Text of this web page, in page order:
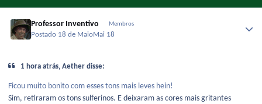
Professor Inventivo Membros
Postado 18 de MaioMai 18
1 hora atrás, Aether disse:
Ficou muito bonito com esses tons mais leves hein!
Sim, retiraram os tons sulferinos. E deixaram as cores mais gritantes